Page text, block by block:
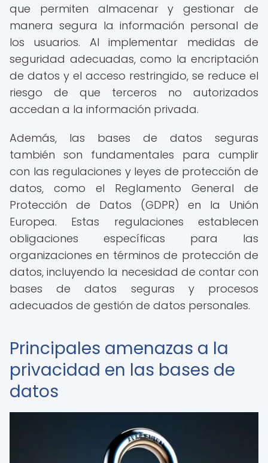
que permiten almacenar y gestionar de
manera segura la información personal de
los usuarios. Al implementar medidas de
seguridad adecuadas, como la encriptación
de datos y el acceso restringido, se reduce el
riesgo de que terceros no autorizados
accedan a la información privada.
Además, las bases de datos seguras
también son fundamentales para cumplir
con las regulaciones y leyes de protección de
datos, como el Reglamento General de
Protección de Datos (GDPR) en la Unión
Europea. Estas regulaciones establecen
obligaciones específicas para las
organizaciones en términos de protección de
datos, incluyendo la necesidad de contar con
bases de datos seguras y procesos
adecuados de gestión de datos personales.
Principales amenazas a la
privacidad en las bases de
datos